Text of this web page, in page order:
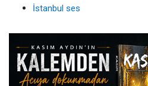
İstanbul ses